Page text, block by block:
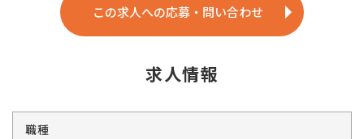
この求人への応募・問い合わせ
求人情報
職種